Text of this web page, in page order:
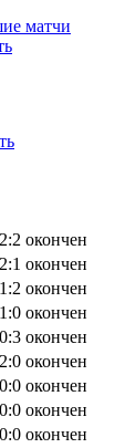
матчи
2:2 окончен
2:1 окончен
1:2 окончен
1:0 окончен
0:3 окончен
2:0 окончен
0:0 окончен
0:0 окончен
0:0 окончен